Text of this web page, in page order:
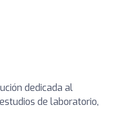
dedicada al
de laboratorio,